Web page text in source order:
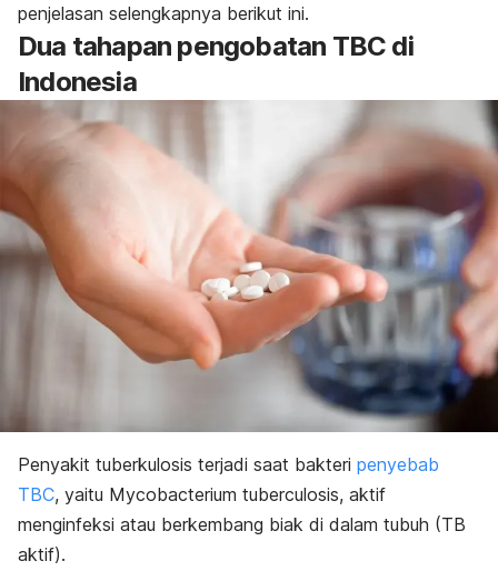
penjelasan selengkapnya berikut ini.
Dua tahapan pengobatan TBC di
Indonesia
Penyakit tuberkulosis terjadi saat bakteri penyebab
TBC, yaitu Mycobacterium tuberculosis, aktif
menginfeksi atau berkembang biak di dalam tubuh (TB
aktif).